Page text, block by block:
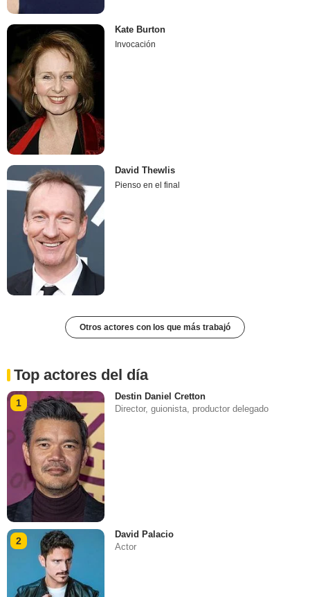
Kate Burton
Invocación
David Thewlis
Pienso en el final
Otros actores con los que más trabajó
Top actores del día
1
Destin Daniel Cretton
Director, guionista, productor delegado
2
David Palacio
Actor